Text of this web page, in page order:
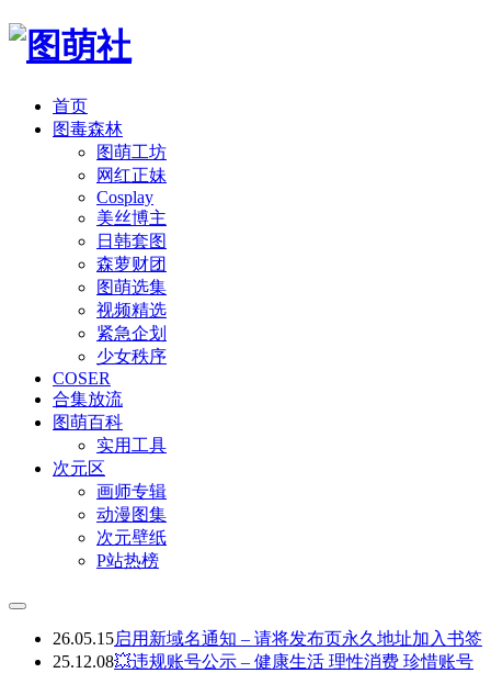
首页
图毒森林
图萌工坊
网红正妹
Cosplay
美丝博主
日韩套图
森萝财团
图萌选集
视频精选
紧急企划
少女秩序
COSER
合集放流
图萌百科
实用工具
次元区
画师专辑
动漫图集
次元壁纸
P站热榜
26.05.15启用新域名通知 – 请将发布页永久地址加入书签
25.12.08💥违规账号公示 – 健康生活 理性消费 珍惜账号